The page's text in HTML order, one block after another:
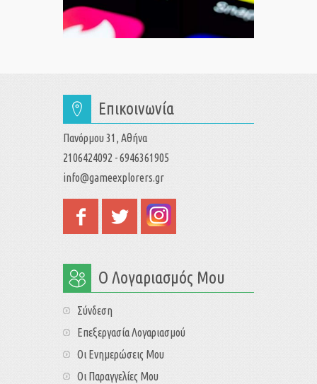
Επικοινωνία
Πανόρμου 31, Αθήνα
2106424092 - 6946361905
info@gameexplorers.gr
Ο Λογαριασμός Μου
Σύνδεση
Επεξεργασία Λογαριασμού
Οι Ενημερώσεις Μου
Οι Παραγγελίες Μου